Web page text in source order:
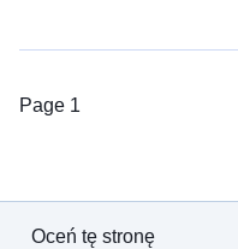
Page 1
Oceń tę stronę